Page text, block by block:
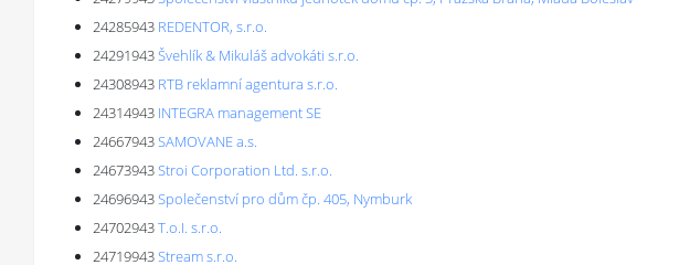
24285943 REDENTOR, s.r.o.
24291943Švehlík & Mikuláš advokáti s.r.o.
24308943 RTB reklamní agentura s.r.o.
24314943 INTEGRA management SE
24667943SAMOVANE a.s.
24673943Stroi Corporation Ltd. s.r.o.
24696943Společenství pro dům čp. 405, Nymburk
24702943T.o.I. s.r.o.
24719943Stream s.r.o.